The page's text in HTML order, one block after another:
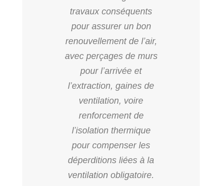
travaux conséquents
pour assurer un bon
renouvellement de l’air,
avec perçages de murs
pour l’arrivée et
l’extraction, gaines de
ventilation, voire
renforcement de
l’isolation thermique
pour compenser les
déperditions liées à la
ventilation obligatoire.